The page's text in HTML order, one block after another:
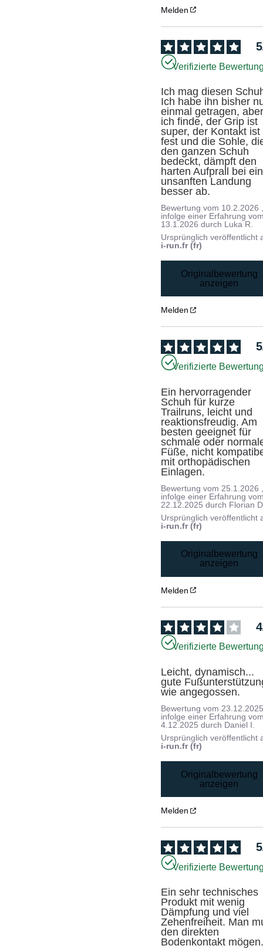
Melden
5
Verifizierte
Ich mag diesen
Ich habe ihn bisher
einmal getragen,
ich finde, der Grip ist
super, der Kontakt ist
fest und die Sohle,
den ganzen Schuh
bedeckt, dämpft den
harten Aufprall bei
unsanften Landung
besser ab.
Bewertung vom 10.2.2026
infolge einer Erfahrung
13.1.2026 durch Luka R.
Ursprünglich veröffentlicht
i-run.fr (fr)
Originalbewertung
anzeigen
Melden
5
Verifizierte
Ein hervorragender
Schuh für kurze
Trailruns, leicht und
reaktionsfreudig. Am
besten geeignet für
schmale oder
Füße, nicht
mit orthopädischen
Einlagen.
Bewertung vom 25.1.2026
infolge einer Erfahrung
22.12.2025 durch Florian
Ursprünglich veröffentlicht
i-run.fr (fr)
Originalbewertung
anzeigen
Melden
4
Verifizierte
Leicht, dynamisch...
gute
wie angegossen.
Bewertung vom
infolge einer Erfahrung
4.12.2025 durch Daniel I.
Ursprünglich veröffentlicht
i-run.fr (fr)
Originalbewertung
anzeigen
Melden
5
Verifizierte
Ein sehr technisches
Produkt mit wenig
Dämpfung und viel
Zehenfreiheit. Man
den direkten
Bodenkontakt